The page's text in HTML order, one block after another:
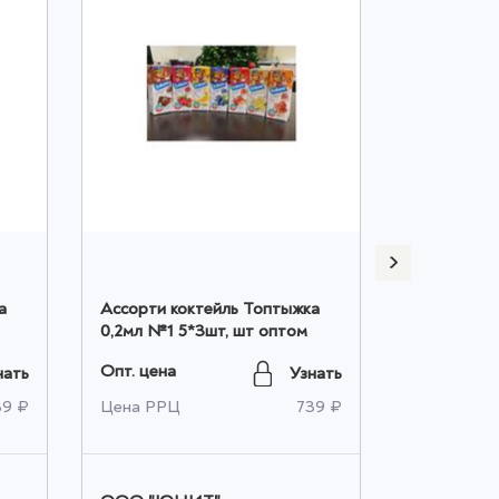
₽
Ассорти коктейль Топтыжка
0,2мл №1 5*3шт, шт оптом
Опт. цена
Узнать
Цена РРЦ
739 ₽